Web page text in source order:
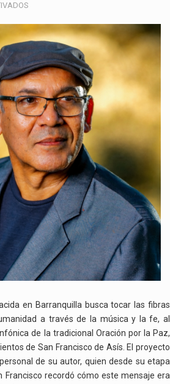
POR
LA
PAZ
COBRA
VIDA
EN
VERSIÓN
SINFÓNICA
DESDE
EL
CARIBE
COLOMBIANO
en Barranquilla busca tocar las fibras
a través de la música y la fe, al
de la tradicional Oración por la Paz,
de San Francisco de Asís. El proyecto
de su autor, quien desde su etapa
Francisco recordó cómo este mensaje era